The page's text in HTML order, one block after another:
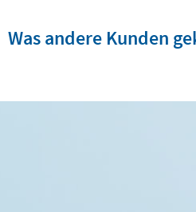
Was andere Kunden